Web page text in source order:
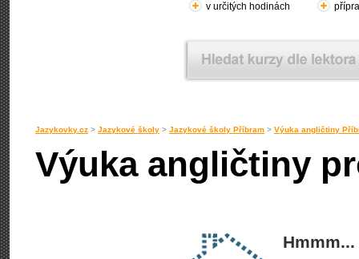
v určitých hodinách
Jazykovky.cz > Jazykové školy > Jazykové školy Příbram > Výuka angličtiny
Výuka angličtiny